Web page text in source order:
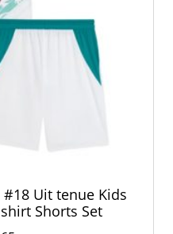
Uit tenue Kids
Shorts Set